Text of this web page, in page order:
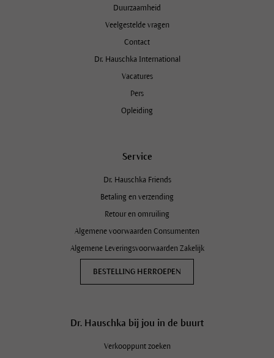
Duurzaamheid
Veelgestelde vragen
Contact
Dr. Hauschka International
Vacatures
Pers
Opleiding
Service
Dr. Hauschka Friends
Betaling en verzending
Retour en omruiling
Algemene voorwaarden Consumenten
Algemene Leveringsvoorwaarden Zakelijk
BESTELLING HERROEPEN
Dr. Hauschka bij jou in de buurt
Verkooppunt zoeken
Nieuwsbrief en ontvang 10%